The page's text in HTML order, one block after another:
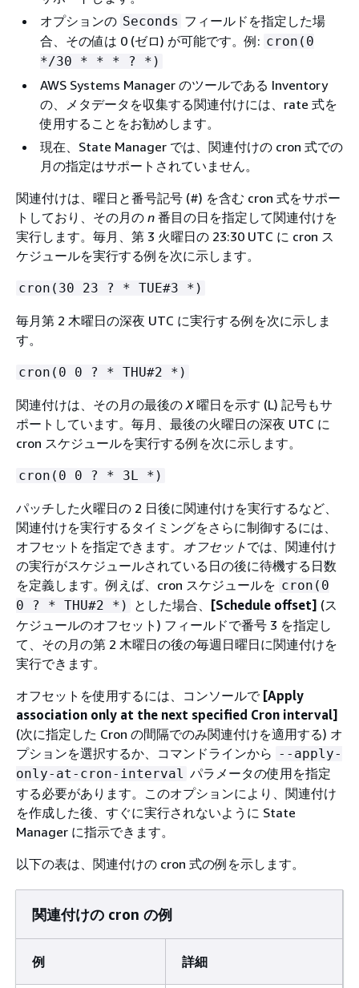
オプションの Seconds フィールドを指定した場
合、その値は 0 (ゼロ) が可能です。例: cron(0
*/30 * * * ? *)
AWS Systems Manager のツールである Inventory
の、メタデータを収集する関連付けには、rate 式を
使用することをお勧めします。
現在、State Manager では、関連付けの cron 式での
月の指定はサポートされていません。
関連付けは、曜日と番号記号 (#) を含む cron 式をサポー
トしており、その月の n 番目の日を指定して関連付けを
実行します。毎月、第 3 火曜日の 23:30 UTC に cron ス
ケジュールを実行する例を次に示します。
cron(30 23 ? * TUE#3 *)
毎月第 2 木曜日の深夜 UTC に実行する例を次に示しま
す。
cron(0 0 ? * THU#2 *)
関連付けは、その月の最後の X曜日を示す (L) 記号もサ
ポートしています。毎月、最後の火曜日の深夜 UTC に
cron スケジュールを実行する例を次に示します。
cron(0 0 ? * 3L *)
パッチした火曜日の 2 日後に関連付けを実行するなど、
関連付けを実行するタイミングをさらに制御するには、
オフセットを指定できます。 オフセット では、関連付け
の実行がスケジュールされている日の後に待機する日数
を定義します。例えば、cron スケジュールを cron(0
0 ? * THU#2 *)
とした場合、 [Schedule offset] (ス
ケジュールのオフセット) フィールドで番号 3 を指定し
て、その月の第 2 木曜日の後の毎週日曜日に関連付けを
実行できます。
オフセットを使用するには、コンソールで [Apply
association only at the next specified Cron interval]
(次に指定した Cron の間隔でのみ関連付けを適用する) オ
プションを選択するか、コマンドラインから --apply-
only-at-cron-interval パラメータの使用を指定
する必要があります。このオプションにより、関連付け
を作成した後、すぐに実行されないように State
Manager に指示できます。
以下の表は、関連付けの cron 式の例を示します。
関連付けの cron の例
例 詳細